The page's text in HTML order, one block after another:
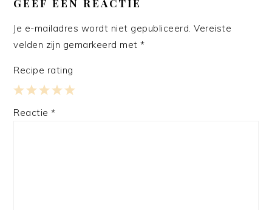
GEEF EEN REACTIE
Je e-mailadres wordt niet gepubliceerd. Vereiste
velden zijn gemarkeerd met*
Recipe rating
4
3
2
1
Reactie*